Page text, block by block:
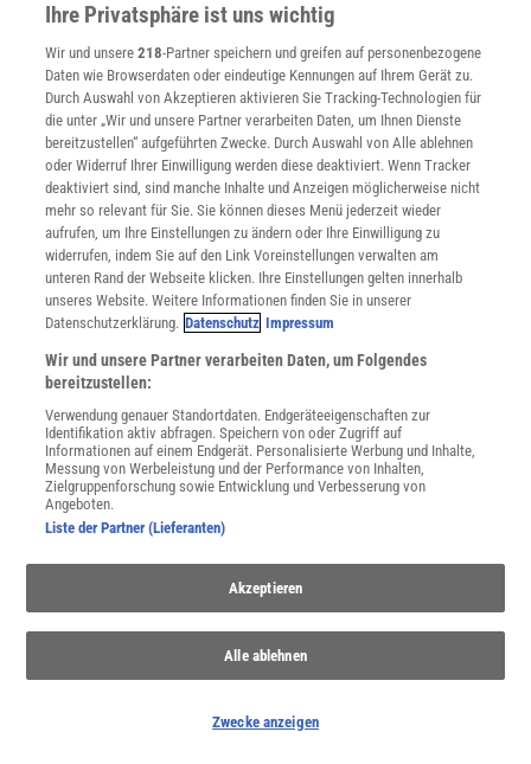
Für Sie im Spektrum-Shop und am Kiosk:
WEITERE NEUERSCHEINUNGEN SPEKTRUM SHOP
Spektrum.de-Newsletter abonnieren
JETZT ANMELDEN!
Sie können unsere Newsletter jederzeit wieder abbestellen. Infos zu unserem Umgang
mit Ihren personenbezogenen Daten finden Sie in unsererDatenschutzerklärung
SERVICES
Im Handel kaufen
Verträge kündigen
Ihre Privatsphäre ist uns wichtig
Wir und unsere218-Partner speichern und greifen auf personenbezogene
Daten wie Browserdaten oder eindeutige Kennungen auf Ihrem Gerät zu.
Durch Auswahl von Akzeptieren aktivieren Sie Tracking-Technologien für
die unter „Wir und unsere Partner verarbeiten Daten, um Ihnen Dienste
bereitzustellen“ aufgeführten Zwecke. Durch Auswahl von Alle ablehnen
oder Widerruf Ihrer Einwilligung werden diese deaktiviert. Wenn Tracker
deaktiviert sind, sind manche Inhalte und Anzeigen möglicherweise nicht
mehr so relevant für Sie. Sie können dieses Menü jederzeit wieder
aufrufen, um Ihre Einstellungen zu ändern oder Ihre Einwilligung zu
widerrufen, indem Sie auf den Link Voreinstellungen verwalten am
unteren Rand der Webseite klicken. Ihre Einstellungen gelten innerhalb
unseres Website. Weitere Informationen finden Sie in unserer
Datenschutzerklärung. Datenschutz Impressum
Wir und unsere Partner verarbeiten Daten, um Folgendes
bereitzustellen:
Verwendung genauer Standortdaten. Endgeräteeigenschaften zur
Identifikation aktiv abfragen. Speichern von oder Zugriff auf
Informationen auf einem Endgerät. Personalisierte Werbung und Inhalte,
Messung von Werbeleistung und der Performance von Inhalten,
Zielgruppenforschung sowie Entwicklung und Verbesserung von
Angeboten.
Liste der Partner (Lieferanten)
Akzeptieren
Alle ablehnen
Zwecke anzeigen